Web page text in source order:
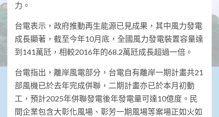
力。
台電表示，政府推動再生能源已見成果，其中風力發電
成長顯著，截至今年10月底，全國風力發電裝置容量達
到141萬瓩，相較2016年的68.2萬瓩成長超過一倍。
台電指出，離岸風電部分，台電自有離岸一期計畫共21
部風機已於去年完成併聯，二期計畫亦已於本月初動
工，預計2025年併聯發電後年發電量可達10億度。民
間企業包含大彰化風場、彰芳一期風場等案場正如火如